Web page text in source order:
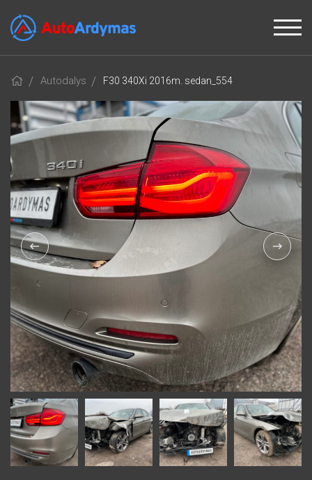
Autodalys F30 340Xi 2016m. sedan_554